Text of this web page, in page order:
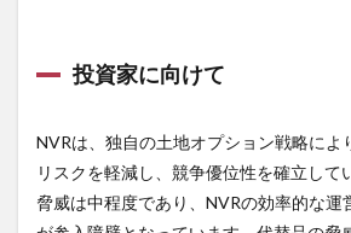
投資家に向けて
NVRは、独自の土地オプション戦略によ
リスクを軽減し、競争優位性を確立して
脅威は中程度であり、NVRの効率的な運